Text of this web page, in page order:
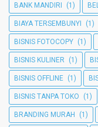
BANK MANDIRI (1)
BIAYA TERSEMBUNYI (1)
BISNIS FOTOCOPY (1)
BISNIS KULINER (1)
BISNIS OFFLINE (1)
BISNIS TANPA TOKO (1)
BRANDING MURAH (1)